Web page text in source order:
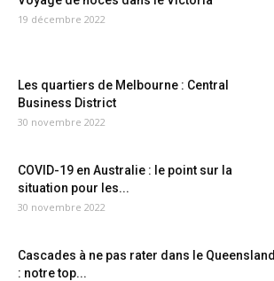
19 décembre 2022
Les quartiers de Melbourne : Central
Business District
30 novembre 2022
COVID-19 en Australie : le point sur la
situation pour les...
30 novembre 2022
Cascades à ne pas rater dans le Queensland
: notre top...